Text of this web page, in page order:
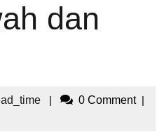
dan
| 0 Comment |